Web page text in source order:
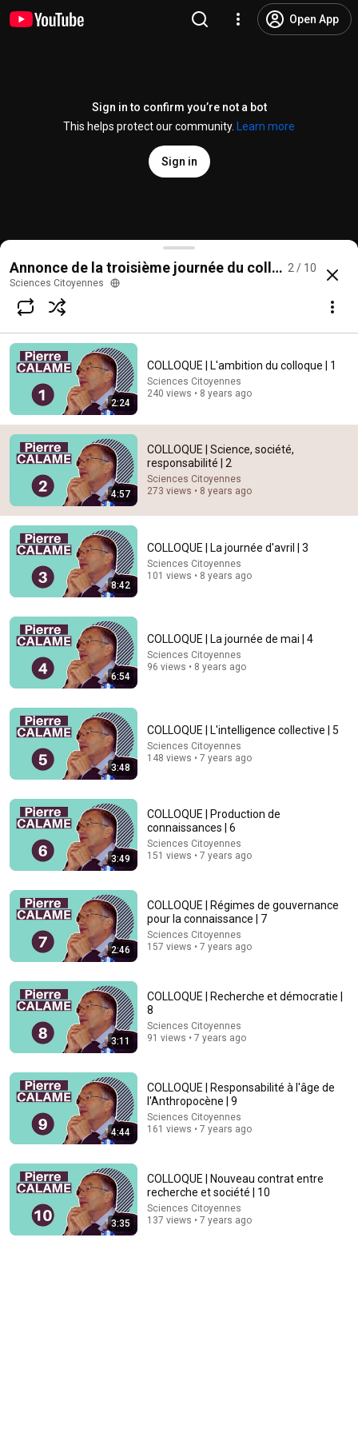
Open App
Sign in to confirm you’re not a bot
This helps protect our community.
Learn more
Sign in
COLLOQUE | Science, société, responsabilité | 2
@SciencesCitoyennes
Subscribe
Comments
Comment...
COLLOQUE | La journée d'avril | 3
Sciences Citoyennes • 101 views
société | 10
Sciences Citoyennes 137 views
COLLOQUE | L'ambition du colloque | 1
Sciences Citoyennes
Annonce de la troisième journée du colloque
2 / 10
Sciences Citoyennes
2:24
COLLOQUE | L'ambition du colloque | 1
Sciences Citoyennes
240 views • 8 years ago
4:57
COLLOQUE | Science, société,
responsabilité | 2
Sciences Citoyennes
273 views • 8 years ago
8:42
COLLOQUE | La journée d'avril | 3
Sciences Citoyennes
101 views • 8 years ago
6:54
COLLOQUE | La journée de mai | 4
Sciences Citoyennes
96 views • 8 years ago
3:48
COLLOQUE | L'intelligence collective | 5
Sciences Citoyennes
148 views • 7 years ago
3:49
COLLOQUE | Production de
connaissances | 6
Sciences Citoyennes
151 views • 7 years ago
2:46
COLLOQUE | Régimes de gouvernance
pour la connaissance | 7
Sciences Citoyennes
157 views • 7 years ago
3:11
COLLOQUE | Recherche et démocratie |
8
Sciences Citoyennes
91 views • 7 years ago
4:44
COLLOQUE | Responsabilité à l'âge de
l'Anthropocène | 9
Sciences Citoyennes
161 views • 7 years ago
3:35
COLLOQUE | Nouveau contrat entre
recherche et société | 10
Sciences Citoyennes
137 views • 7 years ago